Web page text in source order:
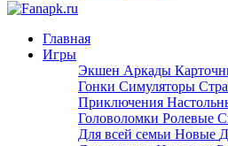
Главная
Игры
Экшен Аркады
Гонки Симуляторы
Приключения
Головоломки Ролевые
Для всей семьи Новые